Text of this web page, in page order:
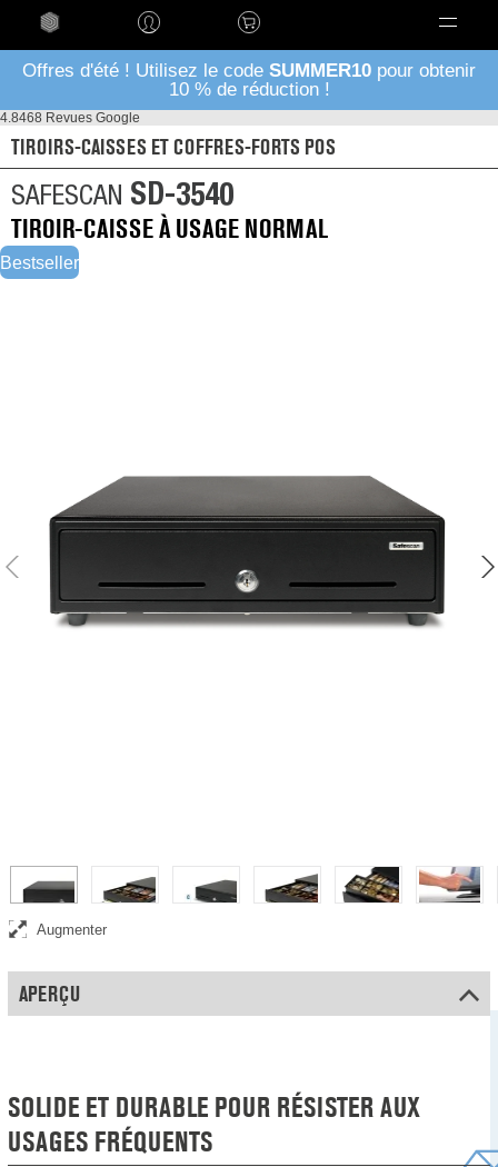
Offres d'été ! Utilisez le code SUMMER10 pour obtenir
10 % de réduction !
4.8468 Revues Google
TIROIRS-CAISSES ET COFFRES-FORTS POS
SAFESCAN SD-3540
TIROIR-CAISSE À USAGE NORMAL
Bestseller
Tiroir-caisse à ouverture électrique et par pression, testé pour au
moins 1 million d'ouvertures
Augmenter
APERÇU
SOLIDE ET DURABLE POUR RÉSISTER AUX
USAGES FRÉQUENTS